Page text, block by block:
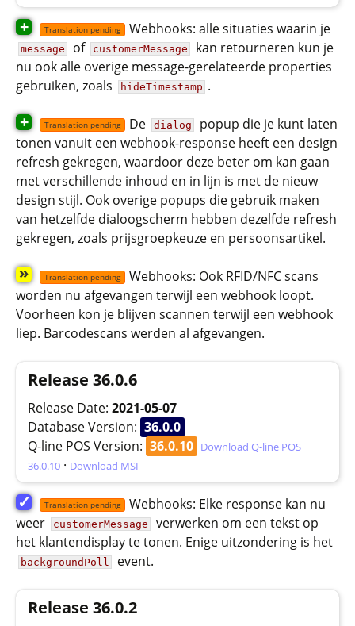
+ Translation pending Webhooks: alle situaties waarin je
message of customerMessage
kan retourneren kun je
nu ook alle overige message-gerelateerde properties
gebruiken, zoals
hideTimestamp .
+ Translation pending De dialog
popup die je kunt laten
tonen vanuit een webhook-response heeft een design
refresh gekregen, waardoor deze beter om kan gaan
met verschillende inhoud en in lijn is met de nieuw
design stijl. Ook overige popups die gebruik maken
van hetzelfde dialoogscherm hebben dezelfde refresh
gekregen, zoals prijsgroepkeuze en persoonsartikel.
» Translation pending
Webhooks: Ook RFID/NFC scans
worden nu afgevangen terwijl een webhook loopt.
Voorheen kon je blijven scannen terwijl een webhook
liep. Barcodescans werden al afgevangen.
Release 36.0.6
Release Date: 2021-05-07
Database Version: 36.0.0
Q-line POS Version: 36.0.10 Download Q-line POS
36.0.10 · Download MSI
✓ Translation pending
Webhooks: Elke response kan nu
weer
customerMessage
verwerken om een tekst op
het klantendisplay te tonen. Enige uitzondering is het
backgroundPoll event.
Release 36.0.2